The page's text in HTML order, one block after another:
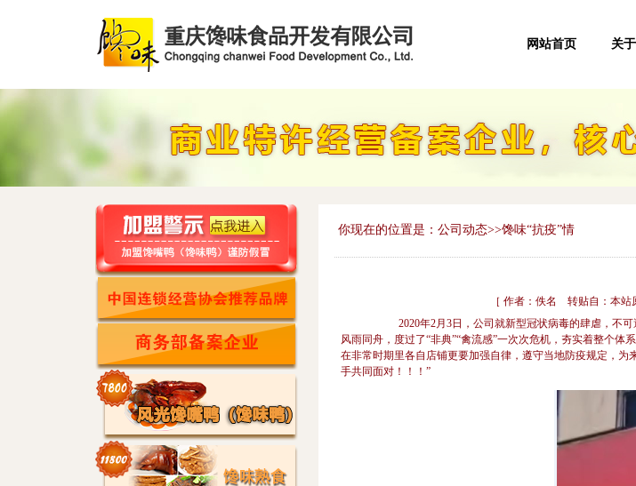
网站首页 关
你现在的位置是：公司动态>>馋味“抗疫”情
［ 作者：佚名 转贴自：本站
2020年2月3日，公司就新型冠状病毒的肆虐，不
风雨同舟，度过了“非典”“禽流感”一次次危机，夯实着整个
在非常时期里各自店铺更要加强自律，遵守当地防疫规定，
手共同面对！！！”